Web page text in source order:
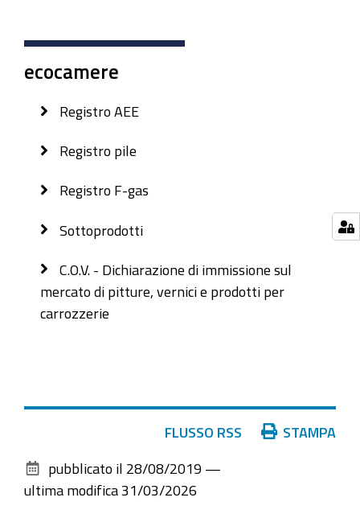
ecocamere
Registro AEE
Registro pile
Registro F-gas
Sottoprodotti
C.O.V. - Dichiarazione di immissione sul
mercato di pitture, vernici e prodotti per
carrozzerie
documento
FLUSSO RSS STAMPA
pubblicato il 28/08/2019 —
ultima modifica 31/03/2026